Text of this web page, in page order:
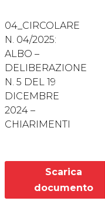
04_CIRCOLARE
N. 04/2025:
ALBO –
DELIBERAZIONE
N. 5 DEL 19
DICEMBRE
2024 –
CHIARIMENTI
Scarica
documento